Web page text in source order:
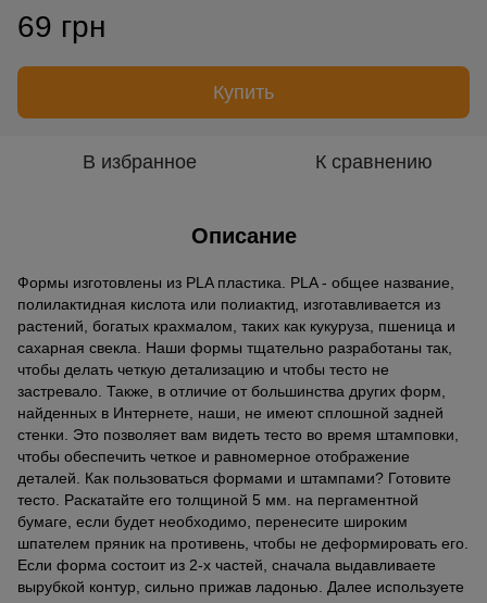
69 грн
Купить
В избранное К сравнению
Описание
Формы изготовлены из PLA пластика. PLA - общее название,
полилактидная кислота или полиактид, изготавливается из
растений, богатых крахмалом, таких как кукуруза, пшеница и
сахарная свекла. Наши формы тщательно разработаны так,
чтобы делать четкую детализацию и чтобы тесто не
застревало. Также, в отличие от большинства других форм,
найденных в Интернете, наши, не имеют сплошной задней
стенки. Это позволяет вам видеть тесто во время штамповки,
чтобы обеспечить четкое и равномерное отображение
деталей. Как пользоваться формами и штампами? Готовите
тесто. Раскатайте его толщиной 5 мм. на пергаментной
бумаге, если будет необходимо, перенесите широким
шпателем пряник на противень, чтобы не деформировать его.
Если форма состоит из 2-х частей, сначала выдавливаете
вырубкой контур, сильно прижав ладонью. Далее используете